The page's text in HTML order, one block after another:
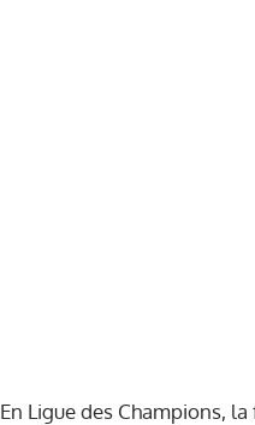
En Ligue des Champions,